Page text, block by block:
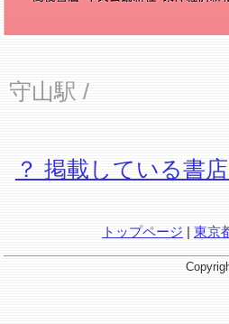
守山駅 /
？ 掲載している書
トップページ | 東京